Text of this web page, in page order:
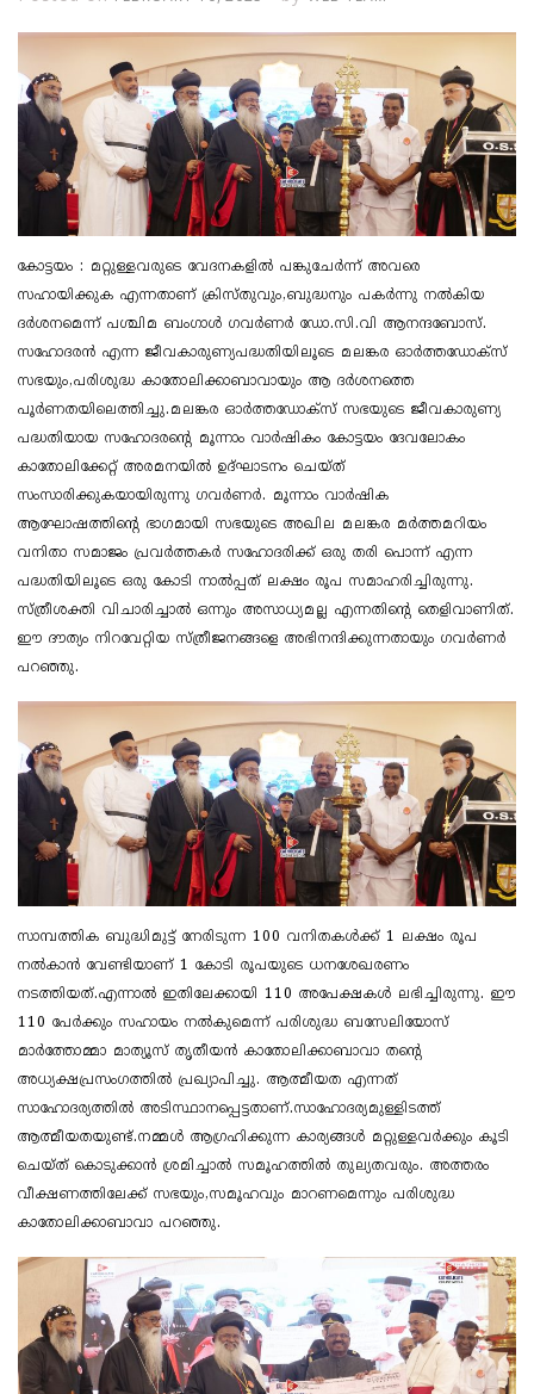
കോട്ടയം : മറ്റുള്ളവരുടെ വേദനകളിൽ പങ്കുചേർന്ന് അവരെ
സഹായിക്കുക എന്നതാണ് ക്രിസ്തുവും,ബുദ്ധനും പകർന്നു നൽകിയ
ദർശനമെന്ന് പശ്ചിമ ബംഗാൾ ഗവർണർ ഡോ.സി.വി ആനന്ദബോസ്.
സഹോദരൻ എന്ന ജീവകാരുണ്യപദ്ധതിയിലൂടെ മലങ്കര ഓർത്തഡോക്സ്
സഭയും,പരിശുദ്ധ കാതോലിക്കാബാവായും ആ ദർശനത്തെ
പൂർണതയിലെത്തിച്ചു.മലങ്കര ഓർത്തഡോക്സ് സഭയുടെ ജീവകാരുണ്യ
പദ്ധതിയായ സഹോദരന്റെ മൂന്നാം വാർഷികം കോട്ടയം ദേവലോകം
കാതോലിക്കേറ്റ് അരമനയിൽ ഉദ്ഘാടനം ചെയ്ത്
സംസാരിക്കുകയായിരുന്നു ഗവർണർ. മൂന്നാം വാർഷിക
ആഘോഷത്തിന്റെ ഭാഗമായി സഭയുടെ അഖില മലങ്കര മർത്തമറിയം
വനിതാ സമാജം പ്രവർത്തകർ സഹോദരിക്ക് ഒരു തരി പൊന്ന് എന്ന
പദ്ധതിയിലൂടെ ഒരു കോടി നാൽപ്പത് ലക്ഷം രൂപ സമാഹരിച്ചിരുന്നു.
സ്ത്രീശക്തി വിചാരിച്ചാൽ ഒന്നും അസാധ്യമല്ല എന്നതിന്റെ തെളിവാണിത്.
ഈ ദൗത്യം നിറവേറ്റിയ സ്ത്രീജനങ്ങളെ അഭിനന്ദിക്കുന്നതായും ഗവർണർ
പറഞ്ഞു.
സാമ്പത്തിക ബുദ്ധിമുട്ട് നേരിടുന്ന 100 വനിതകൾക്ക് 1 ലക്ഷം രൂപ
നൽകാൻ വേണ്ടിയാണ് 1 കോടി രൂപയുടെ ധനശേഖരണം
നടത്തിയത്.എന്നാൽ ഇതിലേക്കായി 110 അപേക്ഷകൾ ലഭിച്ചിരുന്നു. ഈ
110 പേർക്കും സഹായം നൽകുമെന്ന് പരിശുദ്ധ ബസേലിയോസ്
മാർത്തോമ്മാ മാത്യൂസ് തൃതീയൻ കാതോലിക്കാബാവാ തന്റെ
അധ്യക്ഷപ്രസംഗത്തിൽ പ്രഖ്യാപിച്ചു. ആത്മീയത എന്നത്
സാഹോദര്യത്തിൽ അടിസ്ഥാനപ്പെട്ടതാണ്.സാഹോദര്യമുള്ളിടത്ത്
ആത്മീയതയുണ്ട്.നമ്മൾ ആഗ്രഹിക്കുന്ന കാര്യങ്ങൾ മറ്റുള്ളവർക്കും കൂടി
ചെയ്ത് കൊടുക്കാൻ ശ്രമിച്ചാൽ സമൂഹത്തിൽ തുല്യതവരും. അത്തരം
വീക്ഷണത്തിലേക്ക് സഭയും,സമൂഹവും മാറണമെന്നും പരിശുദ്ധ
കാതോലിക്കാബാവാ പറഞ്ഞു.